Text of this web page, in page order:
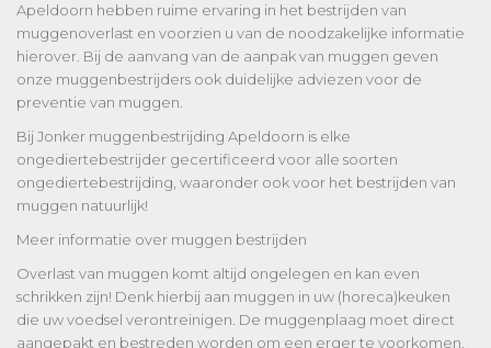
Apeldoorn hebben ruime ervaring in het bestrijden van
muggenoverlast en voorzien u van de noodzakelijke informatie
hierover. Bij de aanvang van de aanpak van muggen geven
onze muggenbestrijders ook duidelijke adviezen voor de
preventie van muggen.
Bij Jonker muggenbestrijding Apeldoorn is elke
ongediertebestrijder gecertificeerd voor alle soorten
ongediertebestrijding, waaronder ook voor het bestrijden van
muggen natuurlijk!
Meer informatie over muggen bestrijden
Overlast van muggen komt altijd ongelegen en kan even
schrikken zijn! Denk hierbij aan muggen in uw (horeca)keuken
die uw voedsel verontreinigen. De muggenplaag moet direct
aangepakt en bestreden worden om een erger te voorkomen.